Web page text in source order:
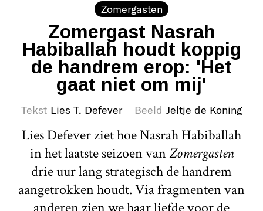
Zomergasten
Zomergast Nasrah
Habiballah houdt koppig
de handrem erop: 'Het
gaat niet om mij'
Tekst Lies T. Defever Beeld Jeltje de Koning
Lies Defever ziet hoe Nasrah Habiballah
in het laatste seizoen vanZomergasten
drie uur lang strategisch de handrem
aangetrokken houdt. Via fragmenten van